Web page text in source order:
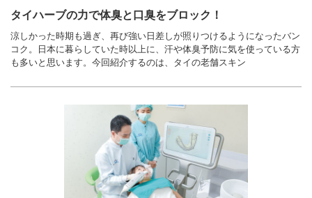
タイハーブの力で体臭と口臭をブロック！
涼しかった時期も過ぎ、再び強い日差しが照りつけるようになったバン
コク。日本に暮らしていた時以上に、汗や体臭予防に気を使っている方
も多いと思います。今回紹介するのは、タイの老舗スキン